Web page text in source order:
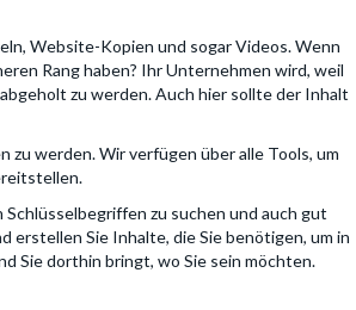
Website-Kopien und sogar Videos. Wenn
Rang haben? Ihr Unternehmen wird, weil
zu werden. Auch hier sollte der Inhalt
werden. Wir verfügen über alle Tools, um
zu suchen und auch gut
erstellen Sie Inhalte, die Sie benötigen, um in
Sie dorthin bringt, wo Sie sein möchten.